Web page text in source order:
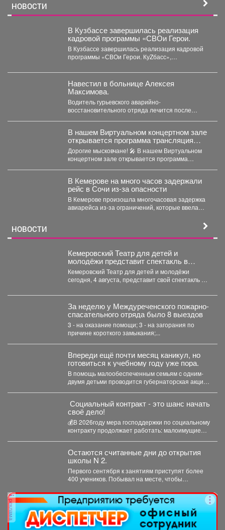
НОВОСТИ
В Кузбассе завершилась реализация
кадровой программы «СВОи Герои.
В Кузбассе завершилась реализация кадровой
программы «СВОи Герои. КуZбасс»,
ветеранов специальной...
Навестил в больнице Алексея
Максимова.
Водитель гурьевского аварийно-
восстановительного отряда лечится после
В нашем Виртуальном концертном зале
открывается программа трансляция
концерта-караоке «Споём любимое и
родное»!
Дорогие мысковчане! 🎤 В нашем Виртуальном
концертном зале открывается программа
В Кемерове на много часов задержали
рейс в Сочи из-за опасности
В Кемерове произошла многочасовая задержка
авиарейса из-за ограничений, которые ввела
НОВОСТИ
Кемеровский Театр для детей и
молодёжи представит спектакль в
Москве
Кемеровский Театр для детей и молодёжи
сегодня, 4 августа, представит свой спектакль на
За неделю у Междуреченского пожарно-
спасательного отряда было 8 выездов
3 - на оказание помощи; 3 - на загорания по
причине короткого замыкания;...
Впереди ещё почти месяц каникул, но
готовиться к учебному году уже пора.
В помощь малообеспеченным семьям c одним-
двумя детьми проводится губернаторская акция
Социальный контракт - это шанс начать
своё дело!
💰В 2026году мера господдержки по социальному
контракту продолжает работать: малоимущие
Остаются считанные дни до открытия
школы N 2.
Первого сентября к занятиям приступят более
400 учеников. Побывал на месте, чтобы
реклама